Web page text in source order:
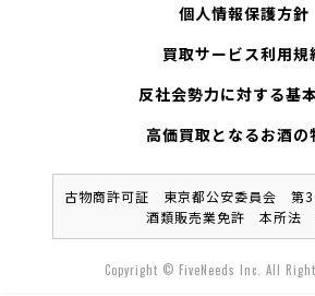
個人情報保護方針
買取サービス利用規
反社会勢力に対する基
高価買取となるお酒の
古物商許可証 東京都公安委員会 第
酒類販売業免許 本所法
Copyright © FiveNeeds Inc. All